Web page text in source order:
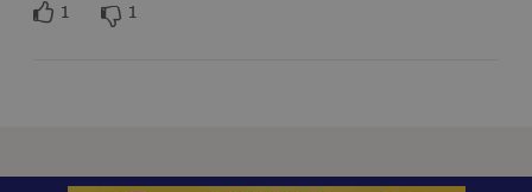
1 1